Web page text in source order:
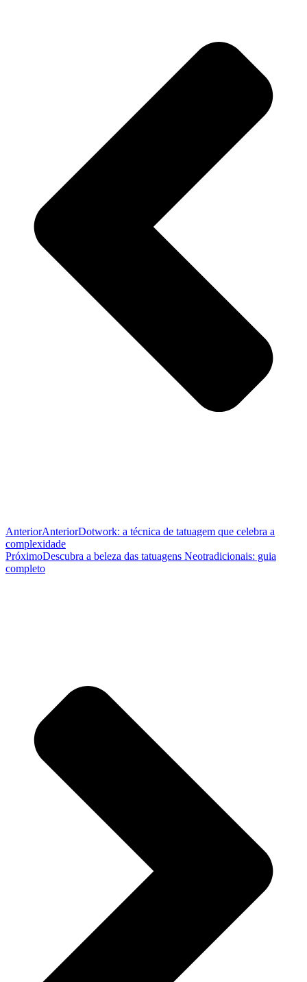
AnteriorAnteriorDotwork: a técnica de tatuagem que celebra a
complexidade
PróximoDescubra a beleza das tatuagens Neotradicionais: guia
completo